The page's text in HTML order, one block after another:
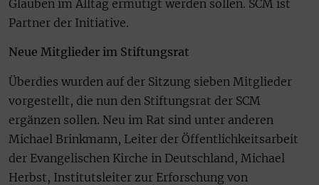
Glauben im Alltag ermutigt werden sollen. SCM ist
Partner der Initiative.
Neue Mitglieder im Stiftungsrat
Überdies wurden auf der Sitzung sieben Mitglieder
vorgestellt, die nun den Stiftungsrat der SCM
ergänzen sollen. Neu im Rat sind unter anderen
Michael Brinkmann, Leiter der Öffentlichkeitsarbeit
der Evangelischen Kirche in Deutschland, Michael
Herbst, Institutsleiter zur Erforschung von